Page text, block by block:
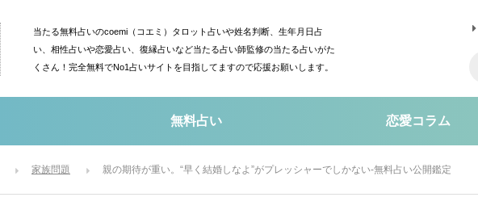
当たる無料占いのcoemi（コエミ）タロット占いや姓名判断、生年月日占
い、相性占いや恋愛占い、復縁占いなど当たる占い師監修の当たる占いがた
くさん！完全無料でNo1占いサイトを目指してますので応援お願いします。
無料占い 恋愛コラム
家族問題 親の期待が重い。“早く結婚しなよ”がプレッシャーでしかない-無料占い公開鑑定